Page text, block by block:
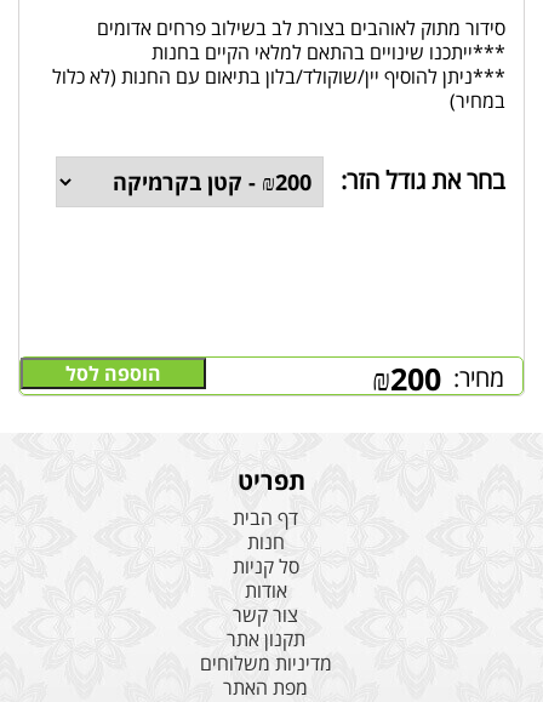
סידור מתוק לאוהבים בצורת לב בשילוב פרחים אדומים
***ייתכנו שינויים בהתאם למלאי הקיים בחנות
***ניתן להוסיף יין/שוקולד/בלון בתיאום עם החנות (לא כלול
במחיר)
בחר את גודל הזר:
מחיר: ₪200 הוספה לסל
תפריט
דף הבית
חנות
סל קניות
אודות
צור קשר
תקנון אתר
מדיניות משלוחים
מפת האתר